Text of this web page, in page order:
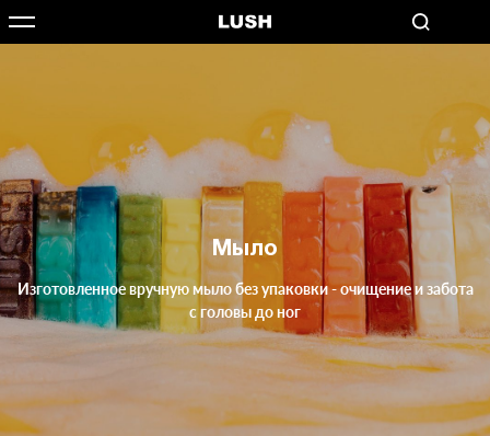
Мыло
Изготовленное вручную мыло без упаковки - очищение и забота
с головы до ног